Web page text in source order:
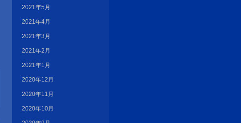
2021年5月
2021年4月
2021年3月
2021年2月
2021年1月
2020年12月
2020年11月
2020年10月